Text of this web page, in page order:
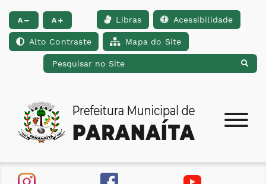
Ir para o conteúdo [alt+1] Ir para o menu [alt+2] Ir para a busca
A A Libras Acessibilidade
Alto Contraste Mapa do Site